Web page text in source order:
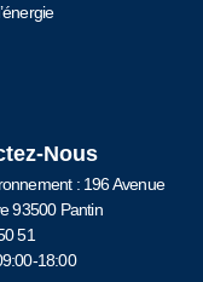
Nous
: 196 Avenue
93500 Pantin
51
18:00